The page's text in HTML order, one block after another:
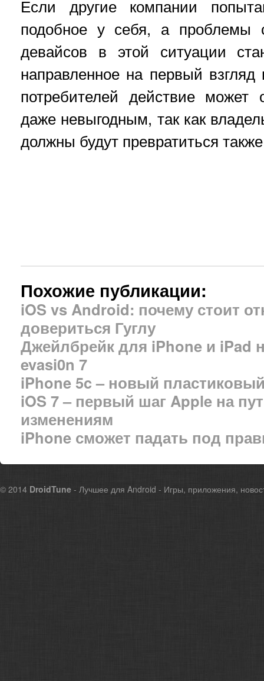
Если другие компании
подобное у себя, а проблемы
девайсов в этой ситуации
направленное на первый
потребителей действие может
даже невыгодным, так как
должны будут превратиться
Похожие публикации:
iOS vs Android: почему стоит
довериться Гуглу
Джейлбрейк для iPhone и iPad
evasi0n 7
iPhone 5c – новый
iOS 7 – первый шаг Apple на
изменениям
iPhone сможет падать под
© 2014 DroidTune - Лучшее для Android - Игры, приложения,